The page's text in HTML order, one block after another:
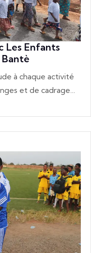
Les Enfants
à chaque activité
et de cadrage…